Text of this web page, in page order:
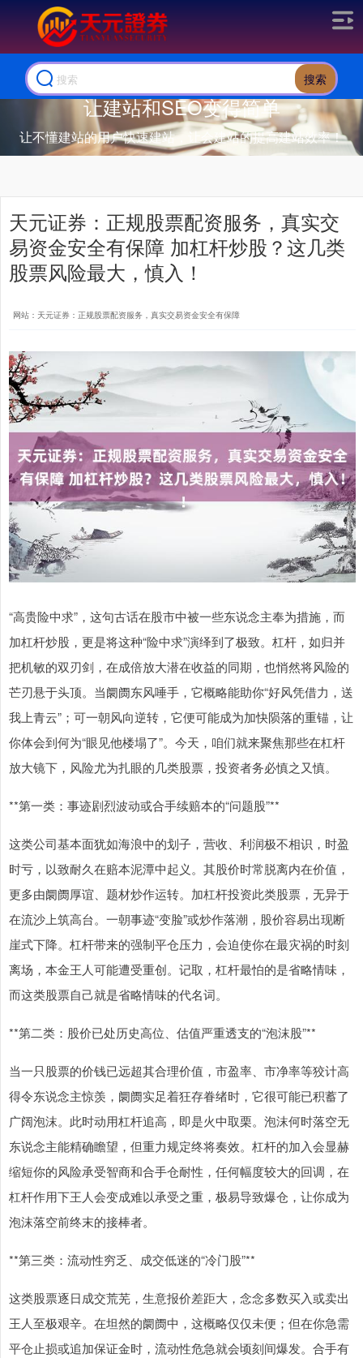
搜索
让建站和SEO变得简单
让不懂建站的用户快速建站，让会建站的提高建站效率！
天元证券：正规股票配资服务，真实交
易资金安全有保障 加杠杆炒股？这几类
股票风险最大，慎入！
网站：天元证券：正规股票配资服务，真实交易资金安全有保障
“高贵险中求”，这句古话在股市中被一些东说念主奉为措施，而
加杠杆炒股，更是将这种“险中求”演绎到了极致。杠杆，如归并
把机敏的双刃剑，在成倍放大潜在收益的同期，也悄然将风险的
芒刃悬于头顶。当阛阓东风唾手，它概略能助你“好风凭借力，送
我上青云”；可一朝风向逆转，它便可能成为加快陨落的重锚，让
你体会到何为“眼见他楼塌了”。今天，咱们就来聚焦那些在杠杆
放大镜下，风险尤为扎眼的几类股票，投资者务必慎之又慎。
**第一类：事迹剧烈波动或合手续赔本的“问题股”**
这类公司基本面犹如海浪中的划子，营收、利润极不相识，时盈
时亏，以致耐久在赔本泥潭中起义。其股价时常脱离内在价值，
更多由阛阓厚谊、题材炒作运转。加杠杆投资此类股票，无异于
在流沙上筑高台。一朝事迹“变脸”或炒作落潮，股价容易出现断
崖式下降。杠杆带来的强制平仓压力，会迫使你在最灾祸的时刻
离场，本金王人可能遭受重创。记取，杠杆最怕的是省略情味，
而这类股票自己就是省略情味的代名词。
**第二类：股价已处历史高位、估值严重透支的“泡沫股”**
当一只股票的价钱已远超其合理价值，市盈率、市净率等狡计高
得令东说念主惊羡，阛阓实足着狂存眷绪时，它很可能已积蓄了
广阔泡沫。此时动用杠杆追高，即是火中取栗。泡沫何时落空无
东说念主能精确瞻望，但重力规定终将奏效。杠杆的加入会显赫
缩短你的风险承受智商和合手仓耐性，任何幅度较大的回调，在
杠杆作用下王人会变成难以承受之重，极易导致爆仓，让你成为
泡沫落空前终末的接棒者。
**第三类：流动性穷乏、成交低迷的“冷门股”**
这类股票逐日成交荒芜，生意报价差距大，念念多数买入或卖出
王人至极艰辛。在坦然的阛阓中，这概略仅仅未便；但在你急需
平仓止损或追加保证金时，流动性危急就会顷刻间爆发。合手有